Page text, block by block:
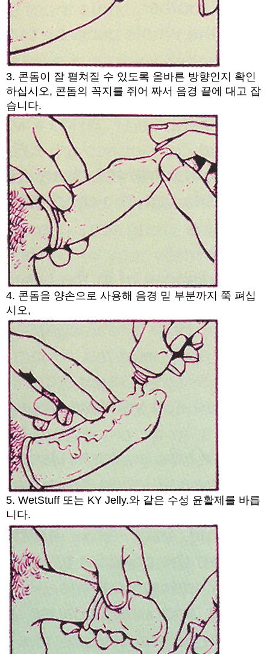
3. 콘돔이 잘 펼쳐질 수 있도록 올바른 방향인지 확인
하십시오, 콘돔의 꼭지를 쥐어 짜서 음경 끝에 대고 잡
습니다.
4. 콘돔을 양손으로 사용해 음경 밑 부분까지 쭉 펴십
시오,
5. WetStuff 또는 KY Jelly.와 같은 수성 윤활제를 바릅
니다.